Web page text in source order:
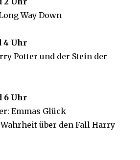
Way Down
4 Uhr
Potter und der Stein der
6 Uhr
Emmas Glück
über den Fall Harry